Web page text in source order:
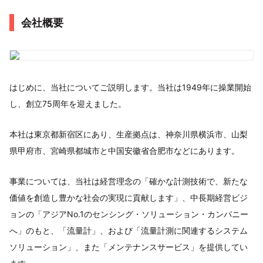
会社概要
はじめに、当社についてご説明します。当社は1949年に操業開始
し、創立75周年を迎えました。
本社は東京都新宿区にあり、生産拠点は、神奈川県横浜市、山梨
県甲府市、宮崎県都城市と中国安徽省合肥市などにあります。
事業については、当社は経営理念の「確かな計測技術で、新たな
価値を創造し豊かな社会の実現に貢献します」、中長期経営ビジ
ョンの「アジアNo.1のセンシング・ソリューション・カンパニー
へ」のもと、「流量計」、および「流量計測に関連するシステム
ソリューション」、また「メンテナンスサービス」を提供してい